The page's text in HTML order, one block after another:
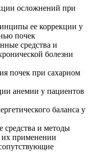
осложнений при
ее коррекции у
почек
средства и
болезни
почек при сахарном
анемии у пациентов
баланса у
средства и методы
применении